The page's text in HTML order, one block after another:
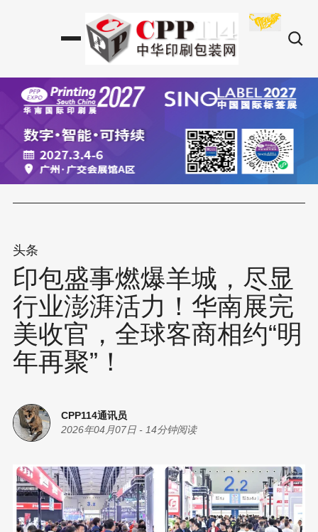
头条
印包盛事燃爆羊城，尽显
行业澎湃活力！华南展完
美收官，全球客商相约“明
年再聚”！
CPP114通讯员
2026年04月07日 - 14分钟阅读